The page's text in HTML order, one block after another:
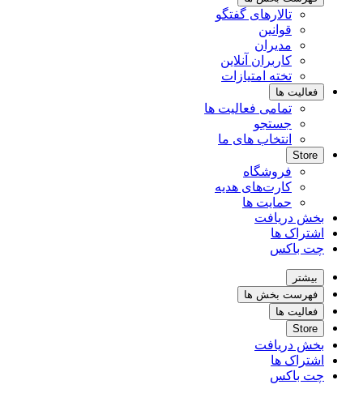
تالارهای گفتگو
قوانین
مدیران
کاربران آنلاین
تخته امتیازات
فعالیت ها
تمامی فعالیت ها
جستجو
انتخاب های ما
Store
فروشگاه
کارت‌های هدیه
حمایت ها
بخش دریافت
اشتراک ها
چت باکس
بیشتر
فهرست بخش ها
فعالیت ها
Store
بخش دریافت
اشتراک ها
چت باکس